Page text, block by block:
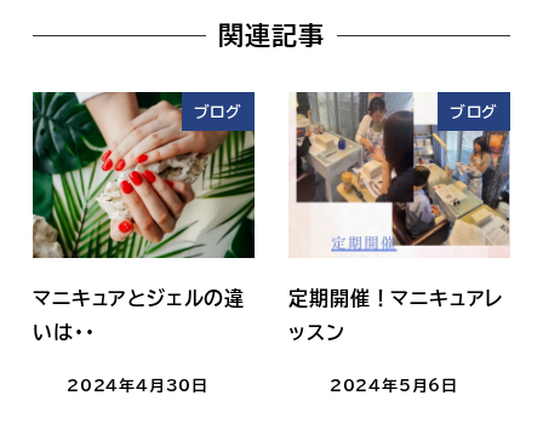
関連記事
ブログ
マニキュアとジェルの違
いは・・
2024年4月30日
ブログ
定期開催！マニキュアレ
ッスン
2024年5月6日